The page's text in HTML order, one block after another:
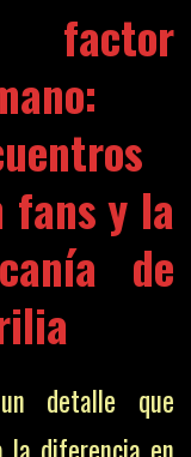
factor
fans y la
de
detalle que